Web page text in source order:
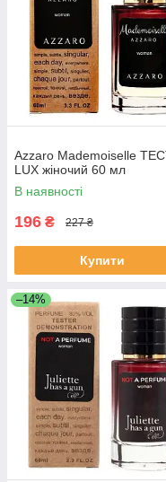
Azzaro Mademoiselle
LUX жіночий 60 мл
В наявності
196 ₴ 227 ₴
Купити
–14%